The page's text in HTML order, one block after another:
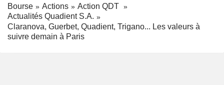
Bourse Actions
Action QDT
Actualités Quadient S.A.
Claranova, Guerbet, Quadient, Trigano... Les valeurs à
suivre demain à Paris